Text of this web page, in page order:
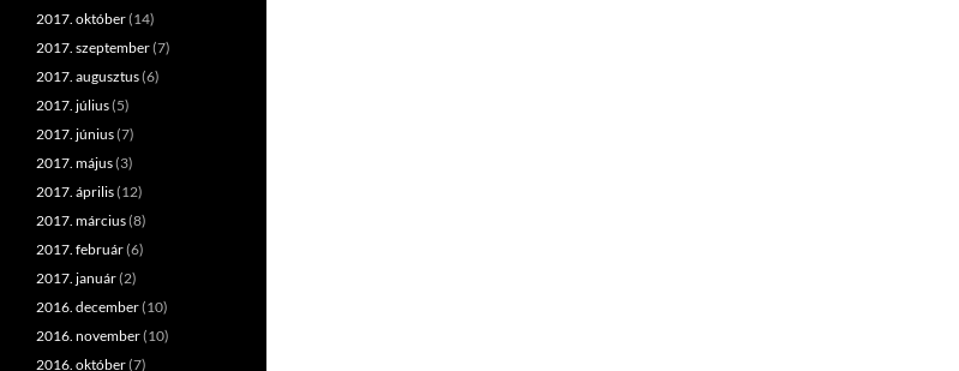
2017. október(14)
2017. szeptember(7)
2017. augusztus(6)
2017. július(5)
2017. június(7)
2017. május(3)
2017. április(12)
2017. március(8)
2017. február(6)
2017. január(2)
2016. december(10)
2016. november(10)
2016. október(7)